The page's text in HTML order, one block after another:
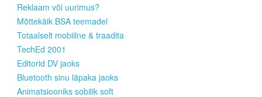
Reklaam või uurimus?
Mõttekäik BSA teemadel
Totaalselt mobiilne & traadita
TechEd 2001
Editorid DV jaoks
Bluetooth sinu läpaka jaoks
Animatsiooniks sobilik soft